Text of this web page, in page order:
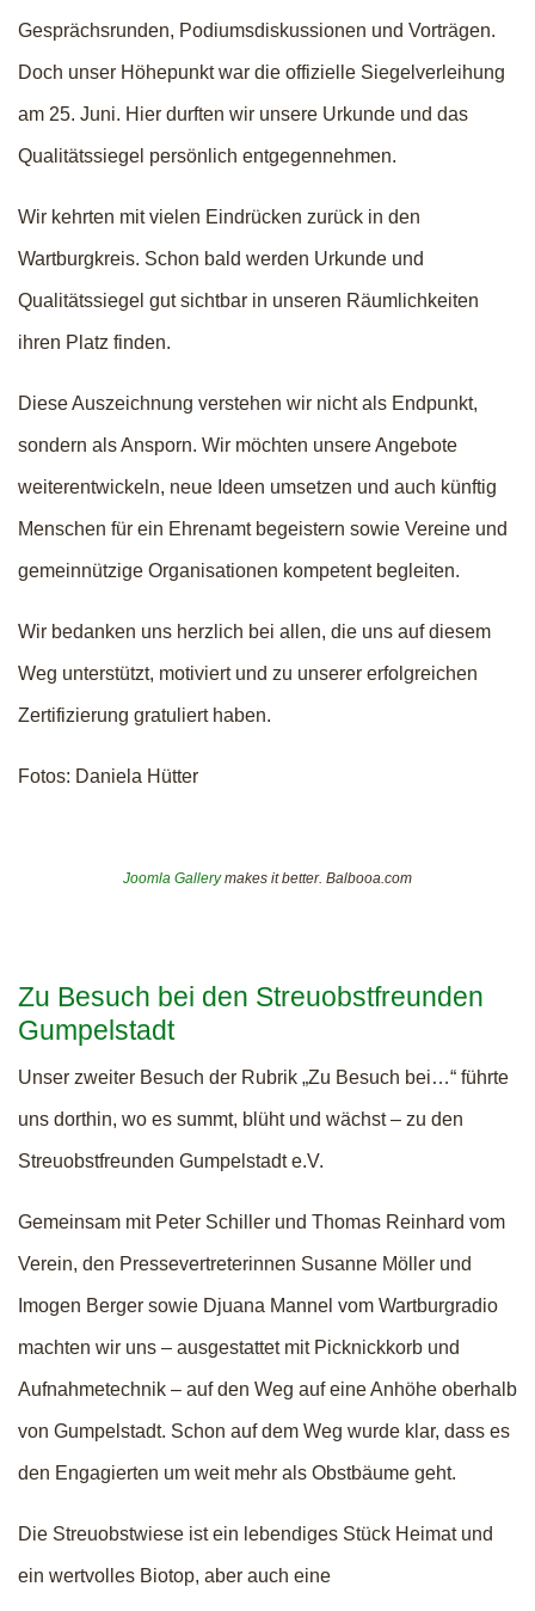
Gesprächsrunden, Podiumsdiskussionen und Vorträgen.
Doch unser Höhepunkt war die offizielle Siegelverleihung
am 25. Juni. Hier durften wir unsere Urkunde und das
Qualitätssiegel persönlich entgegennehmen.
Wir kehrten mit vielen Eindrücken zurück in den
Wartburgkreis. Schon bald werden Urkunde und
Qualitätssiegel gut sichtbar in unseren Räumlichkeiten
ihren Platz finden.
Diese Auszeichnung verstehen wir nicht als Endpunkt,
sondern als Ansporn. Wir möchten unsere Angebote
weiterentwickeln, neue Ideen umsetzen und auch künftig
Menschen für ein Ehrenamt begeistern sowie Vereine und
gemeinnützige Organisationen kompetent begleiten.
Wir bedanken uns herzlich bei allen, die uns auf diesem
Weg unterstützt, motiviert und zu unserer erfolgreichen
Zertifizierung gratuliert haben.
Fotos: Daniela Hütter
Joomla Gallerymakes it better. Balbooa.com
Zu Besuch bei den Streuobstfreunden
Gumpelstadt
Unser zweiter Besuch der Rubrik „Zu Besuch bei…“ führte
uns dorthin, wo es summt, blüht und wächst – zu den
Streuobstfreunden Gumpelstadt e.V.
Gemeinsam mit Peter Schiller und Thomas Reinhard vom
Verein, den Pressevertreterinnen Susanne Möller und
Imogen Berger sowie Djuana Mannel vom Wartburgradio
machten wir uns – ausgestattet mit Picknickkorb und
Aufnahmetechnik – auf den Weg auf eine Anhöhe oberhalb
von Gumpelstadt. Schon auf dem Weg wurde klar, dass es
den Engagierten um weit mehr als Obstbäume geht.
Die Streuobstwiese ist ein lebendiges Stück Heimat und
ein wertvolles Biotop, aber auch eine